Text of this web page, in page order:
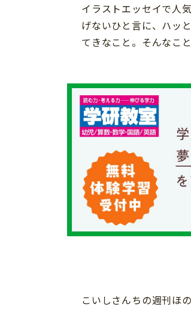
運動・あそび・ゲーム
「こそだてまっぷ」とは
イラストエッセイで人
げないひと言に、ハッ
てきなこと。そんなこ
こいしさんちの週刊ほ